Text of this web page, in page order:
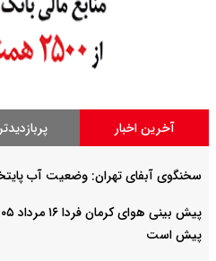
آخرین اخبار
سخنگوی آبفای تهران: وضعیت آب
پیش است